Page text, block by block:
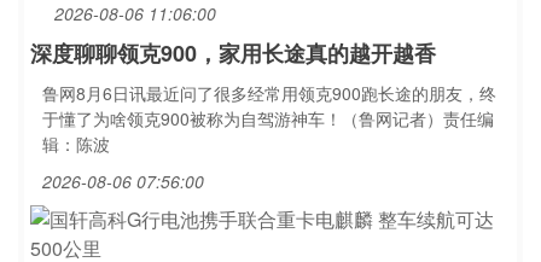
2026-08-06 11:06:00
深度聊聊领克900，家用长途真的越开越香
鲁网8月6日讯最近问了很多经常用领克900跑长途的朋友，终
于懂了为啥领克900被称为自驾游神车！（鲁网记者）责任编
辑：陈波
2026-08-06 07:56:00